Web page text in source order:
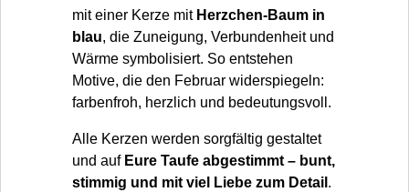
mit einer Kerze mit Herzchen-Baum in
blau, die Zuneigung, Verbundenheit und
Wärme symbolisiert. So entstehen
Motive, die den Februar widerspiegeln:
farbenfroh, herzlich und bedeutungsvoll.
Alle Kerzen werden sorgfältig gestaltet
und auf Eure Taufe abgestimmt – bunt,
stimmig und mit viel Liebe zum Detail .